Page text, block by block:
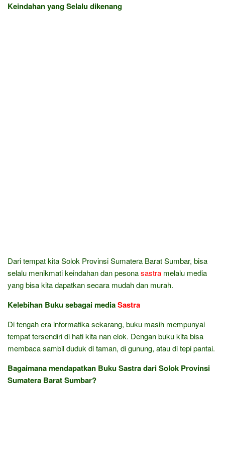
Keindahan yang Selalu dikenang
Dari tempat kita Solok Provinsi Sumatera Barat Sumbar, bisa
selalu menikmati keindahan dan pesonasastra melalu media
yang bisa kita dapatkan secara mudah dan murah.
Kelebihan Buku sebagai mediaSastra
Di tengah era informatika sekarang, buku masih mempunyai
tempat tersendiri di hati kita nan elok. Dengan buku kita bisa
membaca sambil duduk di taman, di gunung, atau di tepi pantai.
Bagaimana mendapatkan Buku Sastra dari Solok Provinsi
Sumatera Barat Sumbar?